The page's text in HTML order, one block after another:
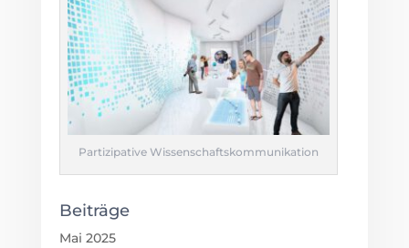
Partizipative Wissenschaftskommunikation
Beiträge
Mai 2025